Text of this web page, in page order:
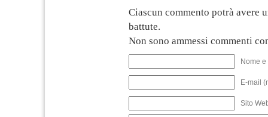
Ciascun commento potrà avere
battute.
Non sono ammessi commenti
Nome
E-mail
Sito